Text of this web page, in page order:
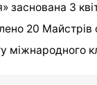
3
20 Майстрів
міжнародного